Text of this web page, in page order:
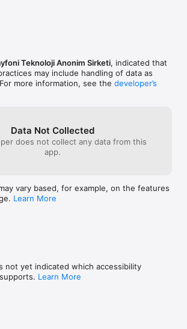
Teknoloji Anonim Sirketi, indicated that
may include handling of data as
more information, see the developer’s
Data Not Collected
does not collect any data from this
app.
vary based, for example, on the features
Learn More
not yet indicated which accessibility
Learn More